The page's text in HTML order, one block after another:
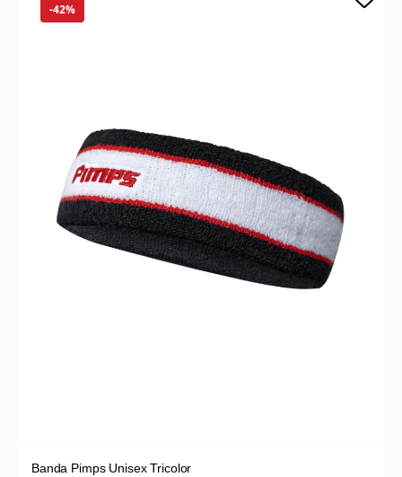
-42%
Banda Pimps Unisex Tricolor